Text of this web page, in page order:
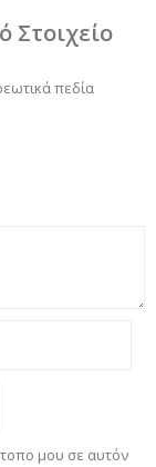
Στοιχείο
πεδία
μου σε αυτόν